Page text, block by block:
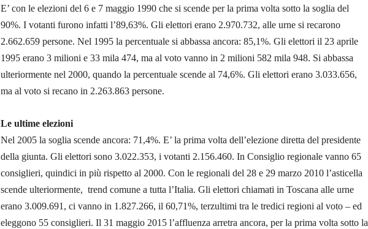
E’ con le elezioni del 6 e 7 maggio 1990 che si scende per la prima volta sotto la soglia del
90%. I votanti furono infatti l’89,63%. Gli elettori erano 2.970.732, alle urne si recarono
2.662.659 persone. Nel 1995 la percentuale si abbassa ancora: 85,1%. Gli elettori il 23 aprile
1995 erano 3 milioni e 33 mila 474, ma al voto vanno in 2 milioni 582 mila 948. Si abbassa
ulteriormente nel 2000, quando la percentuale scende al 74,6%. Gli elettori erano 3.033.656,
ma al voto si recano in 2.263.863 persone.
Le ultime elezioni
Nel 2005 la soglia scende ancora: 71,4%. E’ la prima volta dell’elezione diretta del presidente
della giunta. Gli elettori sono 3.022.353, i votanti 2.156.460. In Consiglio regionale vanno 65
consiglieri, quindici in più rispetto al 2000. Con le regionali del 28 e 29 marzo 2010 l’asticella
scende ulteriormente, trend comune a tutta l’Italia. Gli elettori chiamati in Toscana alle urne
erano 3.009.691, ci vanno in 1.827.266, il 60,71%, terzultimi tra le tredici regioni al voto – ed
eleggono 55 consiglieri. Il 31 maggio 2015 l’affluenza arretra ancora, per la prima volta sotto la